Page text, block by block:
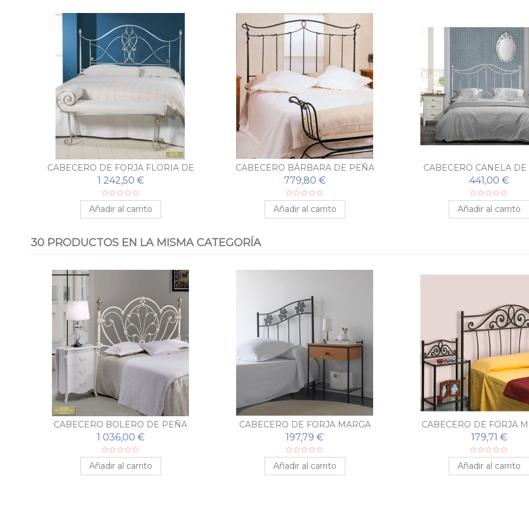
CABECERO DE FORJA FLORIA DE
PEÑA VARGAS
1 242,50 €
Añadir al carrito
CABECERO BÁRBARA DE PEÑA
VARGAS
779,80 €
Añadir al carrito
CABECERO CANELA
VARGAS
441,00 €
Añadir al carrito
30 PRODUCTOS EN LA MISMA CATEGORÍA
CABECERO BOLERO DE PEÑA
VARGAS
1 036,00 €
Añadir al carrito
CABECERO DE FORJA MARGA
197,79 €
Añadir al carrito
CABECERO DE FORJA
179,71 €
Añadir al carrito